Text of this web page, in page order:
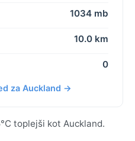
1034 mb
10.0 km
0
za Auckland →
toplejši kot Auckland.